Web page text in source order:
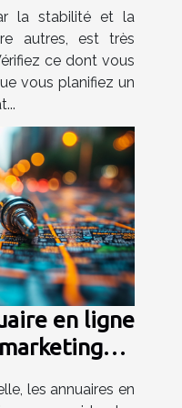
la stabilité et la
autres, est très
ce dont vous
vous planifiez un
en ligne
les annuaires en